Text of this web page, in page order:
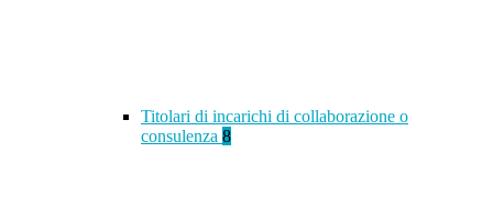
Titolari di incarichi di collaborazione o
consulenza 8